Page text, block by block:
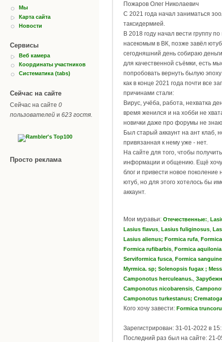
Мы
Карта сайта
Новости
Сервисы
Веб камера
Координаты участников
Систематика (tabs)
Сейчас на сайте
Сейчас на сайте 0
пользователей и 623 гостя.
Просто реклама
Пожаров Олег Николаевич
С 2021 года начал заниматься
таксидермией.
В 2018 году начал вести группу
насекомым в ВК, позже завёл
сегодняшний день собираю
для качественной съёмки, есть
попробовать вернуть былую эпоху
как в конце 2021 года почти все
причинами стали:
Вирус, учёба, работа, нехватка
время женился и на хобби не
новички даже про форумы не
Был старый аккаунт на ант клаб,
привязанная к нему уже - нет.
На сайте для того, чтобы
информации и общению. Ещё хочу
блог и привести новое поколение
ютуб, но для этого хотелось бы
аккаунт.
Мои муравьи: Отечественные:
Lasius flavus Lasius fuliginosus
Lasius alienus; Formica rufa
Formica rufibarbis Formica aquilonia
Serviformica fusca Formica
Myrmica. sp; Solenopsis fugax ;
Camponotus herculeanus.
Camponotus nicobarensis
Camponotus turkestanus;
Кого хочу завести: Formica
Зарегистрирован: 31-01-2022 в
Последний раз был на сайте: 21-